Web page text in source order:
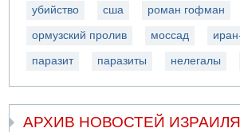
убийство сша роман гофман
ормузский пролив моссад
паразит паразиты нелегалы
АРХИВ НОВОСТЕЙ ИЗРАИЛЯ